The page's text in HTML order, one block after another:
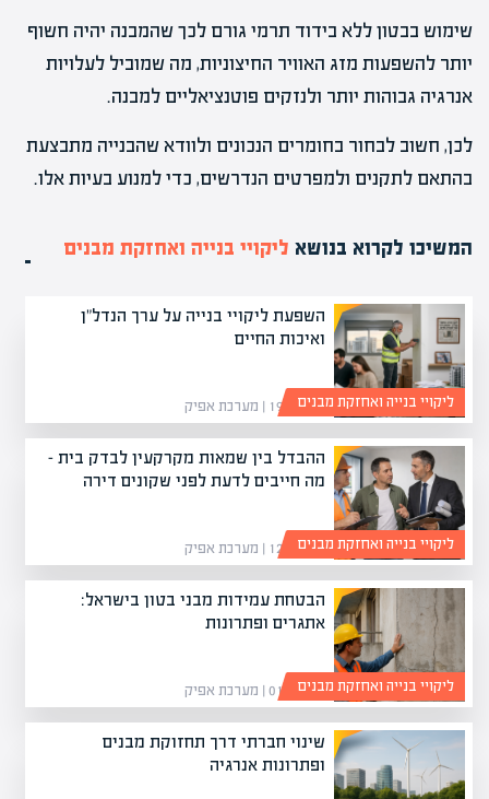
שימוש בבטון ללא בידוד תרמי גורם לכך שהמבנה יהיה חשוף
יותר להשפעות מזג האוויר החיצוניות, מה שמוביל לעלויות
אנרגיה גבוהות יותר ולנזקים פוטנציאליים למבנה.
לכן, חשוב לבחור בחומרים הנכונים ולוודא שהבנייה מתבצעת
בהתאם לתקנים ולמפרטים הנדרשים, כדי למנוע בעיות אלו.
המשיכו לקרוא בנושא ליקויי בנייה ואחזקת מבנים
השפעת ליקויי בנייה על ערך הנדל"ן
ואיכות החיים
19/05/26 | מערכת אפיקליקויי בנייה ואחזקת מבנים
ההבדל בין שמאות מקרקעין לבדק בית –
מה חייבים לדעת לפני שקונים דירה
12/04/26 | מערכת אפיקליקויי בנייה ואחזקת מבנים
הבטחת עמידות מבני בטון בישראל:
אתגרים ופתרונות
01/03/26 | מערכת אפיקליקויי בנייה ואחזקת מבנים
שינוי חברתי דרך תחזוקת מבנים
ופתרונות אנרגיה